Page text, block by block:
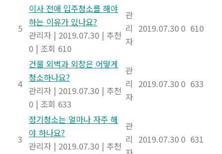
5
이사 전애 입주청소를 해야
하는 이유가 있나요?
관리자 | 2019.07.30 | 추천
0 | 조회 610
관
리
자
2019.07.30 0 610
4
건물 외벽과 외창은 어떻게
청소하나요?
관리자 | 2019.07.30 | 추천
0 | 조회 633
관
리
자
2019.07.30 0 633
3
정기청소는 얼마나 자주 해
야 하나요?
관리자 | 2019.07.30 | 추천
관
리 2019.07.30 0 631